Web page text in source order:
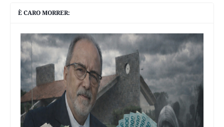
È CARO MORRER: